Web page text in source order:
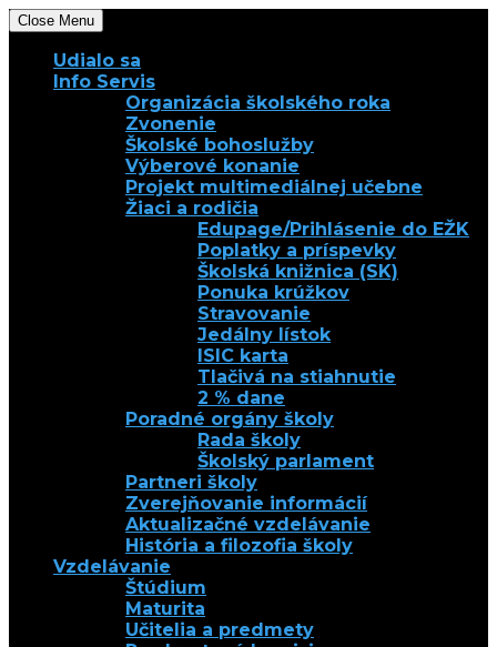
Close Menu
Udialo sa
Info Servis
Organizácia školského roka
Zvonenie
Školské bohoslužby
Výberové konanie
Projekt multimediálnej učebne
Žiaci a rodičia
Edupage/Prihlásenie do EŽK
Poplatky a príspevky
Školská knižnica (SK)
Ponuka krúžkov
Stravovanie
Jedálny lístok
ISIC karta
Tlačivá na stiahnutie
2 % dane
Poradné orgány školy
Rada školy
Školský parlament
Partneri školy
Zverejňovanie informácií
Aktualizačné vzdelávanie
História a filozofia školy
Vzdelávanie
Štúdium
Maturita
Učitelia a predmety